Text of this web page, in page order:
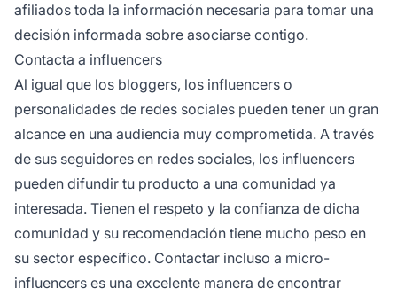
afiliados toda la información necesaria para tomar una
decisión informada sobre asociarse contigo.
Contacta a influencers
Al igual que los bloggers, los influencers o
personalidades de redes sociales pueden tener un gran
alcance en una audiencia muy comprometida. A través
de sus seguidores en redes sociales, los influencers
pueden difundir tu producto a una comunidad ya
interesada. Tienen el respeto y la confianza de dicha
comunidad y su recomendación tiene mucho peso en
su sector específico. Contactar incluso a micro-
influencers es una excelente manera de encontrar